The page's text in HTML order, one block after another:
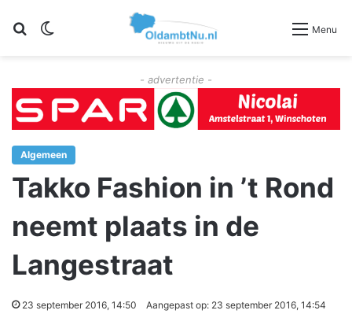
Zoeken Menu
- advertentie -
Algemeen
Takko Fashion in ’t Rond
neemt plaats in de
Langestraat
23 september 2016, 14:50 Aangepast op: 23 september 2016, 14:54